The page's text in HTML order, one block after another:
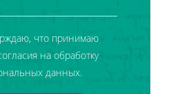
что принимаю
на обработку
данных.